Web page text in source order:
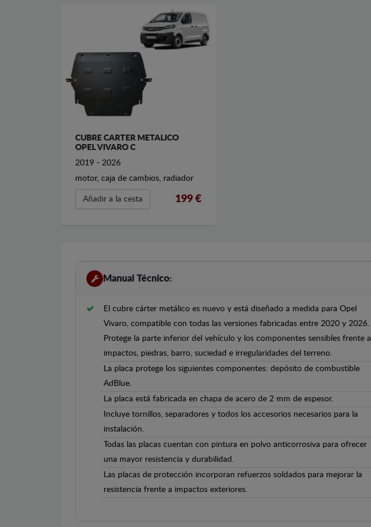
CUBRE CARTER METALICO
OPEL VIVARO C
2019 - 2026
motor, caja de cambios, radiador
Añadir a la cesta 199 €
Manual Técnico:
El cubre cárter metálico es nuevo y está diseñado a medida para Opel
Vivaro, compatible con todas las versiones fabricadas entre 2020 y 2026.
Protege la parte inferior del vehículo y los componentes sensibles frente a
impactos, piedras, barro, suciedad e irregularidades del terreno.
La placa protege los siguientes componentes: depósito de combustible
AdBlue.
La placa está fabricada en chapa de acero de 2 mm de espesor.
Incluye tornillos, separadores y todos los accesorios necesarios para la
instalación.
Todas las placas cuentan con pintura en polvo anticorrosiva para ofrecer
una mayor resistencia y durabilidad.
Las placas de protección incorporan refuerzos soldados para mejorar la
resistencia frente a impactos exteriores.